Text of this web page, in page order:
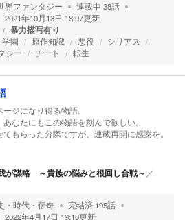
界ファンタジー 連載中 38話
2021年10月13日 18:07更新
暴力描写有り
学園 原作知識 悪役
シリアス
ジー
チート 転生
ジになり得る物語。
なたにもこの物語を刻んで欲しい。
もらった分際ですが、連載再開に感謝を。
が謀略 ～貴族の悩みと根回し合戦～ ／
・時代・伝奇 完結済 195話
2022年4月17日 19:13更新